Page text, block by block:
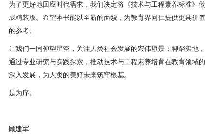
为了更好地回应时代需求，我们决定将《技术与工程素养标准》做
成精装版。希望本书能以全新的面貌，为教育界同仁提供更具价值
的参考。
让我们一同仰望星空，关注人类社会发展的宏伟愿景；脚踏实地，
通过专业研究与实践探索，推动技术与工程素养培育在教育领域的
深入发展，为人类的美好未来筑牢根基。
是为序。
顾建军